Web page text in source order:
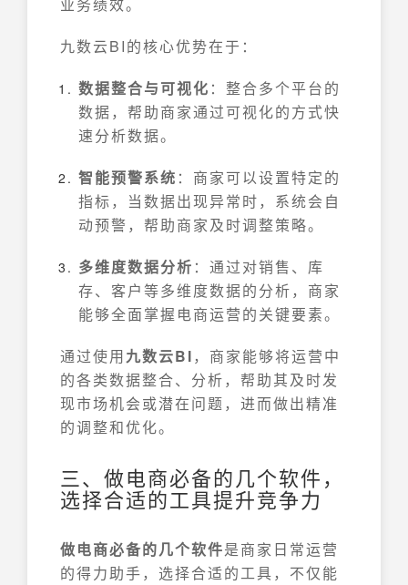
九数云BI的核心优势在于：
数据整合与可视化 ：整合多个平台的
数据，帮助商家通过可视化的方式快
速分析数据。
智能预警系统 ：商家可以设置特定的
指标，当数据出现异常时，系统会自
动预警，帮助商家及时调整策略。
多维度数据分析 ：通过对销售、库
存、客户等多维度数据的分析，商家
能够全面掌握电商运营的关键要素。
通过使用九数云BI ，商家能够将运营中
的各类数据整合、分析，帮助其及时发
现市场机会或潜在问题，进而做出精准
的调整和优化。
三、做电商必备的几个软件，
选择合适的工具提升竞争力
做电商必备的几个软件是商家日常运营
的得力助手，选择合适的工具，不仅能